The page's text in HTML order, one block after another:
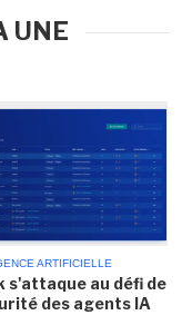
UNE
ARTIFICIELLE
s'attaque au défi de
des agents IA